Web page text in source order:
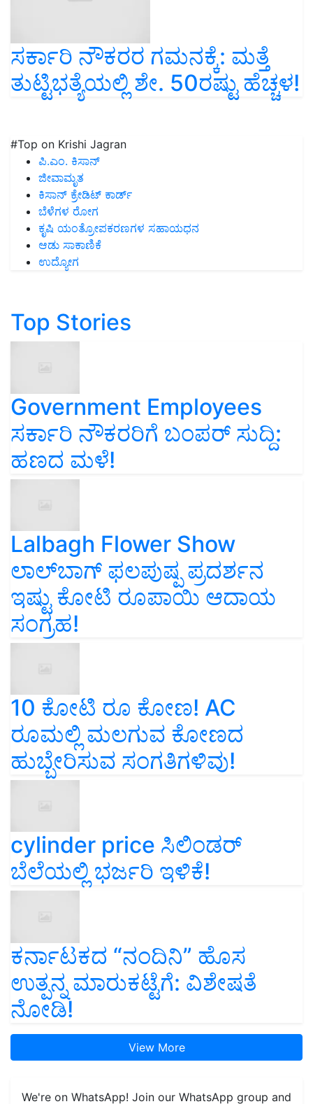
ಸರ್ಕಾರಿ ನೌಕರರ ಗಮನಕ್ಕೆ: ಮತ್ತೆ
ತುಟ್ಟಿಭತ್ಯೆಯಲ್ಲಿ ಶೇ. 50ರಷ್ಟು ಹೆಚ್ಚಳ!
#Top on Krishi Jagran
ಪಿ.ಎಂ. ಕಿಸಾನ್
ಜೀವಾಮೃತ
ಕಿಸಾನ್ ಕ್ರೇಡಿಟ್ ಕಾರ್ಡ್
ಬೆಳೆಗಳ ರೋಗ
ಕೃಷಿ ಯಂತ್ರೋಪಕರಣಗಳ ಸಹಾಯಧನ
ಆಡು ಸಾಕಾಣಿಕೆ
ಉದ್ಯೋಗ
Top Stories
Government Employees
ಸರ್ಕಾರಿ ನೌಕರರಿಗೆ ಬಂಪರ್‌ ಸುದ್ದಿ:
ಹಣದ ಮಳೆ!
Lalbagh Flower Show
ಲಾಲ್‌ಬಾಗ್ ಫಲಪುಷ್ಪ ಪ್ರದರ್ಶನ
ಇಷ್ಟು ಕೋಟಿ ರೂಪಾಯಿ ಆದಾಯ
ಸಂಗ್ರಹ!
10 ಕೋಟಿ ರೂ ಕೋಣ! AC
ರೂಮಲ್ಲಿ ಮಲಗುವ ಕೋಣದ
ಹುಬ್ಬೇರಿಸುವ ಸಂಗತಿಗಳಿವು!
cylinder price ಸಿಲಿಂಡರ್‌
ಬೆಲೆಯಲ್ಲಿ ಭರ್ಜರಿ ಇಳಿಕೆ!
ಕರ್ನಾಟಕದ “ನಂದಿನಿ” ಹೊಸ
ಉತ್ಪನ್ನ ಮಾರುಕಟ್ಟೆಗೆ: ವಿಶೇಷತೆ
ನೋಡಿ!
View More
We're on WhatsApp! Join our WhatsApp group and